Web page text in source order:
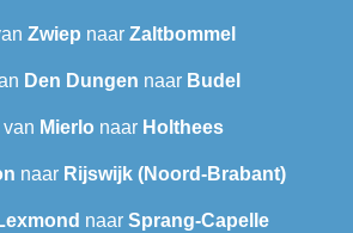
Zwiep naar Zaltbommel
Den Dungen naar Budel
Mierlo naar Holthees
naar Rijswijk (Noord-Brabant)
naar Sprang-Capelle